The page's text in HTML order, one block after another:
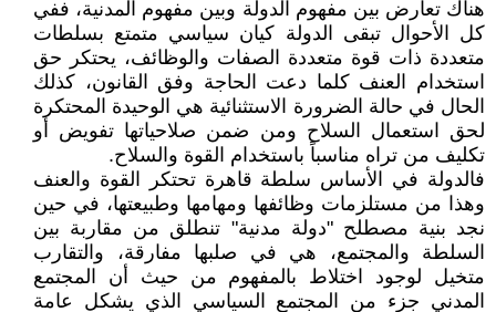
هناك تعارض بين مفهوم الدولة وبين مفهوم المدنية، ففي
كل الأحوال تبقى الدولة كيان سياسي متمتع بسلطات
متعددة ذات قوة متعددة الصفات والوظائف، يحتكر حق
استخدام العنف كلما دعت الحاجة وفق القانون، كذلك
الحال في حالة الضرورة الاستثنائية هي الوحيدة المحتكرة
لحق استعمال السلاح ومن ضمن صلاحياتها تفويض أو
تكليف من تراه مناسباً باستخدام القوة والسلاح.
فالدولة في الأساس سلطة قاهرة تحتكر القوة والعنف
وهذا من مستلزمات وظائفها ومهامها وطبيعتها، في حين
نجد بنية مصطلح "دولة مدنية" تنطلق من مقاربة بين
السلطة والمجتمع، هي في صلبها مفارقة، والتقارب
متخيل لوجود اختلاط بالمفهوم من حيث أن المجتمع
المدني جزء من المجتمع السياسي الذي يشكل عامة